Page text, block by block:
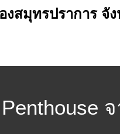
สมุทรปราการ จั
จ